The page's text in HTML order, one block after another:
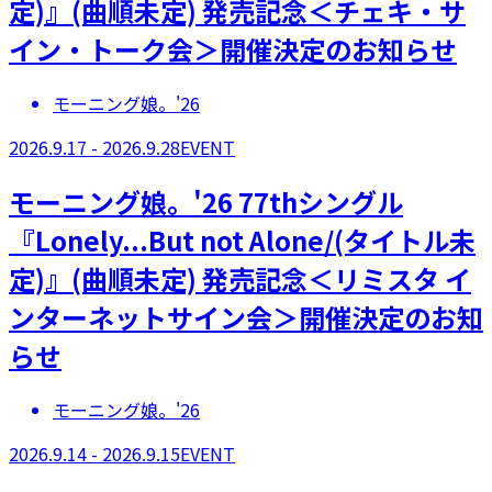
定)』(曲順未定) 発売記念＜チェキ・サ
イン・トーク会＞開催決定のお知らせ
モーニング娘。'26
2026.9.17 - 2026.9.28EVENT
モーニング娘。'26 77thシングル
『Lonely...But not Alone/(タイトル未
定)』(曲順未定) 発売記念＜リミスタ イ
ンターネットサイン会＞開催決定のお知
らせ
モーニング娘。'26
2026.9.14 - 2026.9.15EVENT